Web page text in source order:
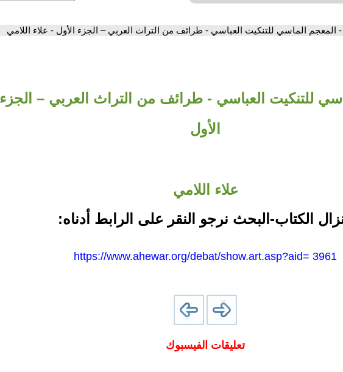
- المعجم الماسي للتنكيت العباسي - طرائف من التراث العربي – الجزء الأول - علاء اللامي
للتنكيت العباسي - طرائف من التراث العربي – الجزء
الأول
علاء اللامي
الكتاب-البحث نرجو النقر على الرابط أدناه:
https://www.ahewar.org/debat/show.art.asp?aid= 3961
تعليقات الفيسبوك